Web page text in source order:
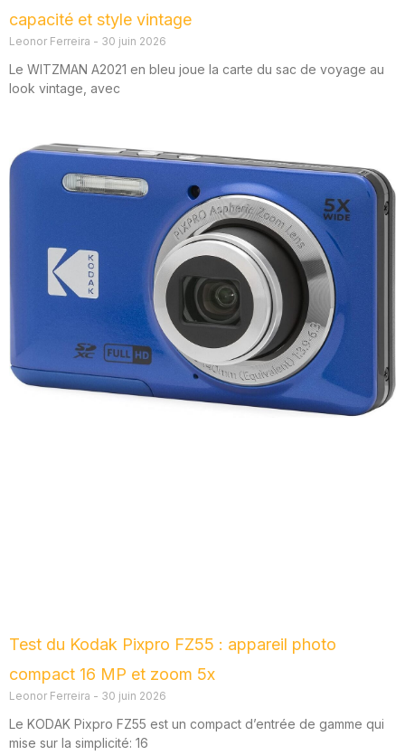
capacité et style vintage
Leonor Ferreira 30 juin 2026
Le WITZMAN A2021 en bleu joue la carte du sac de voyage au
look vintage, avec
Test du Kodak Pixpro FZ55 : appareil photo
compact 16 MP et zoom 5x
Leonor Ferreira 30 juin 2026
Le KODAK Pixpro FZ55 est un compact d’entrée de gamme qui
mise sur la simplicité: 16